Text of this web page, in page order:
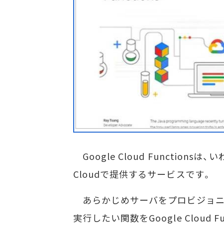
Google Cloud Functionsは、い
Cloudで提供するサービスです。
あらかじめサーバをプロビジョ
実行したい関数をGoogle Cloud